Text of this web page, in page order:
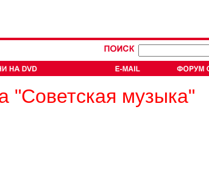
"Советская музыка"